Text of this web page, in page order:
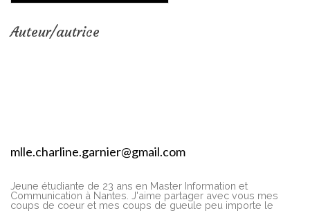
Auteur/autrice
mlle.charline.garnier@gmail.com
Jeune étudiante de 23 ans en Master Information et
Communication à Nantes. J'aime partager avec vous mes
coups de coeur et mes coups de gueule peu importe le